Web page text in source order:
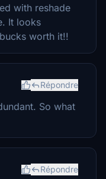
with reshade
It looks
worth it!!
Répondre
So what
Répondre